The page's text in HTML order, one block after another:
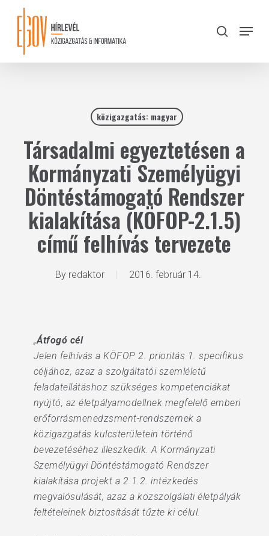
content
search
Menu
közigazgatás: magyar
Társadalmi egyeztetésen a
Kormányzati Személyügyi
Döntéstámogató Rendszer
kialakítása (KÖFOP-2.1.5)
című felhívás tervezete
By redaktor 2016. február 14.
„Átfogó cél
Jelen felhívás a KÖFOP 2. prioritás 1. specifikus
céljához, azaz a szolgáltatói szemléletű
feladatellátáshoz szükséges kompetenciákat
nyújtó, az életpályamodellnek megfelelő emberi
erőforrásmenedzsment-rendszernek a
közigazgatás kulcsterületein történő
bevezetéséhez illeszkedik. A Kormányzati
Személyügyi Döntéstámogató Rendszer
kialakítása projekt a 2.1.2. intézkedés
megvalósulását, azaz a közszolgálati életpályák
feltételeinek biztosítását tűzte ki célul.
Close